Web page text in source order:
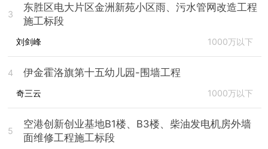
3
东胜区电大片区金洲新苑小区雨、污水管网改造工程
施工标段
刘剑峰 1000万以下
4 伊金霍洛旗第十五幼儿园-围墙工程
奇三云 1000万以下
5
空港创新创业基地B1楼、B3楼、柴油发电机房外墙
面维修工程施工标段